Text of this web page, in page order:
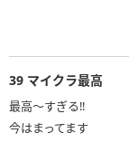
39 マイクラ最高
最高〜すぎる‼
今はまってます